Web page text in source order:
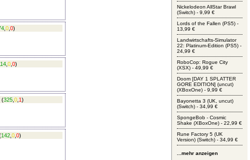
, 0, 0)
0 0)
(325 0 1)
142 0 0)
Nickelodeon AllStar Brawl
(Switch) - 9,99 €
Lords of the Fallen (PS5) -
13,99 €
Landwirtschafts-Simulator
22: Platinum-Edition (PS5) -
24,99 €
RoboCop: Rogue City
(XSX) - 49,99 €
Doom [DAY 1 SPLATTER
GORE EDITION] (uncut)
(XBoxOne) - 9,99 €
Bayonetta 3 (UK, uncut)
(Switch) - 34,99 €
SpongeBob - Cosmic
Shake (XBoxOne) - 22,99 €
Rune Factory 5 (UK
Version) (Switch) - 34,99 €
...mehr anzeigen